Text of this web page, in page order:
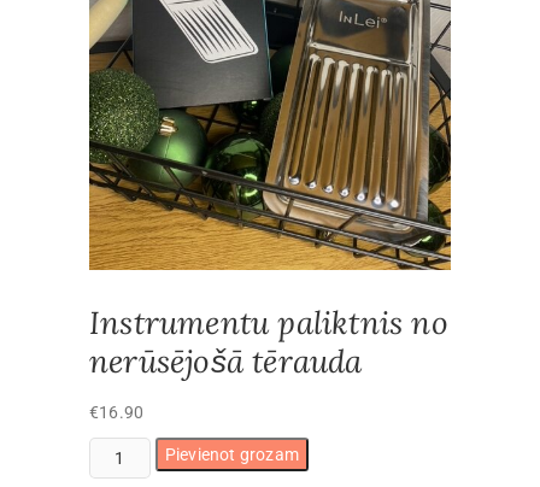
Instrumentu paliktnis no
nerūsējošā tērauda
€16.90
Instrumentu
paliktnis
Pievienot grozam